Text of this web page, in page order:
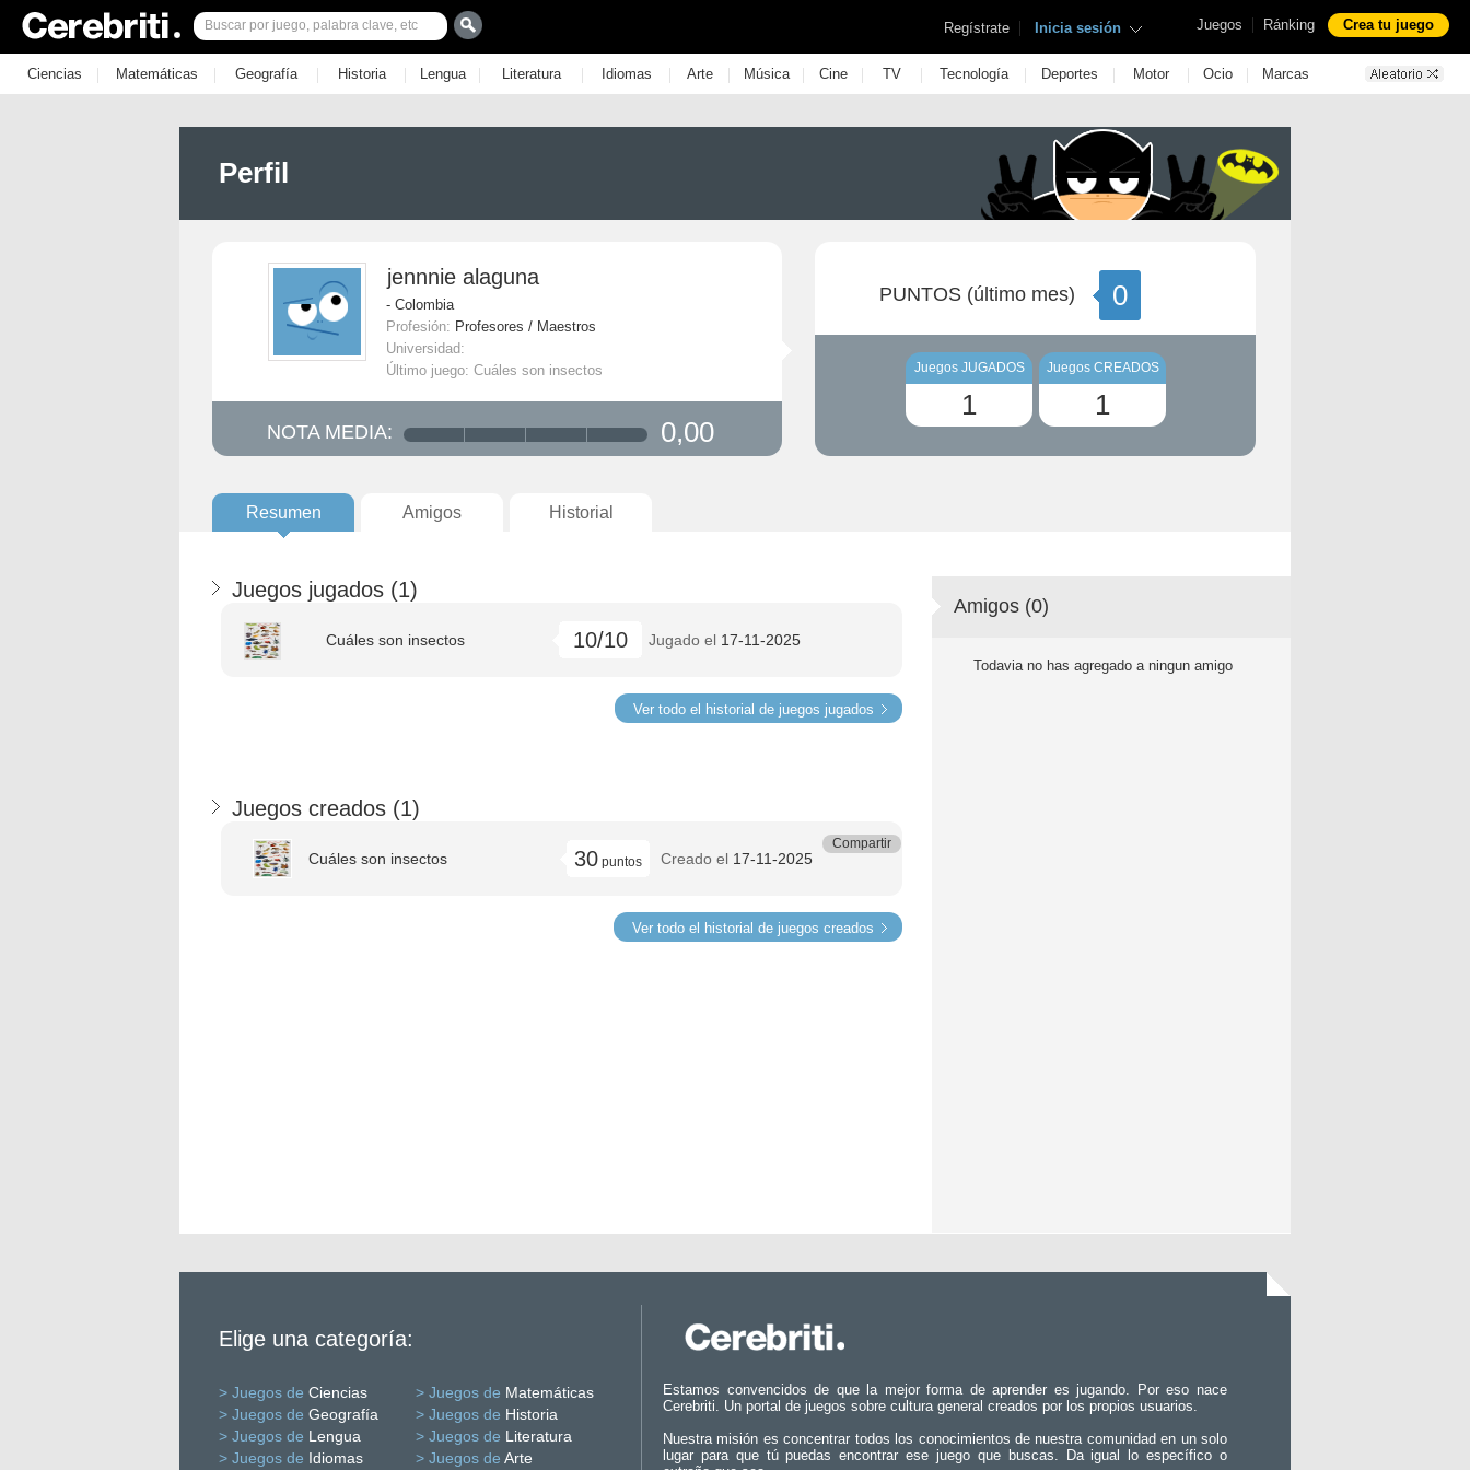
Juegos | Ránking Crea tu juego
Regístrate | Inicia sesión
Ciencias | Matemáticas | Geografía | Historia | Lengua | Literatura | Idiomas | Arte | Música | Cine | TV | Tecnología | Deportes | Motor | Ocio | Marcas
Perfil
jennnie alaguna
- Colombia
Profesión: Profesores / Maestros
Universidad:
Último juego: Cuáles son insectos
NOTA MEDIA: 0,00
PUNTOS (último mes) 0
Juegos JUGADOS
1
Juegos CREADOS
1
Resumen Amigos Historial
Juegos jugados (1)
Cuáles son insectos 10/10 Jugado el 17-11-2025
Ver todo el historial de juegos jugados
Juegos creados (1)
Cuáles son insectos 30 puntos Creado el 17-11-2025
Compartir
Ver todo el historial de juegos creados
Amigos (0)
Todavia no has agregado a ningun amigo
Elige una categoría:
> Juegos de Ciencias > Juegos de Matemáticas
> Juegos de Geografía > Juegos de Historia
> Juegos de Lengua > Juegos de Literatura
> Juegos de Idiomas > Juegos de Arte
Estamos convencidos de que la mejor forma de aprender es jugando. Por eso nace
Cerebriti. Un portal de juegos sobre cultura general creados por los propios usuarios.
Nuestra misión es concentrar todos los conocimientos de nuestra comunidad en un solo
lugar para que tú puedas encontrar ese juego que buscas. Da igual lo específico o